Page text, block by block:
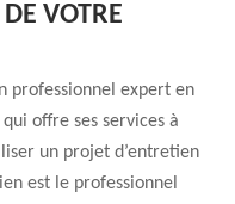
VOTRE
professionnel expert en
offre ses services à
un projet d’entretien
est le professionnel